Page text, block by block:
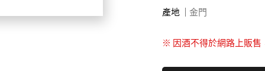
產地
金門
※ 因酒不得於網路上販售